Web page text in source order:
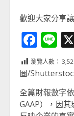
歡迎大家分享
瀏覽人數：
圖/
全篇財報數字
GAAP），因